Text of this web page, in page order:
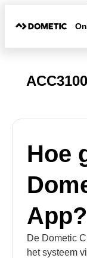
Hoe
App?
De Dometic
het systeem